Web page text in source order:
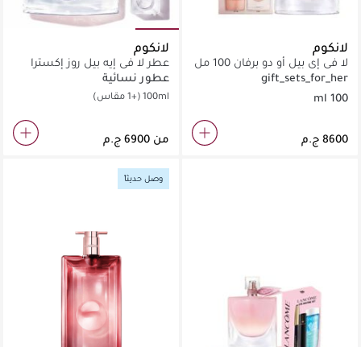
لانكوم
لا في إي بيل أو دو برفان 100 مل
+ مجموعة هدايا
gift_sets_for_her
100 ml
لانكوم
عطر لا في إيه بيل روز إكسترا
أوردينير
عطور نسائية
100ml(+1 مقاس)
من
وصل حديثاً